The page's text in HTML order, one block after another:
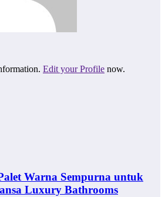
Edit your Profile now.
Warna Sempurna untuk
Luxury Bathrooms